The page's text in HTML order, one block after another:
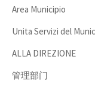
Area Municipio
Unita Servizi del
ALLA DIREZIONE
管理部门